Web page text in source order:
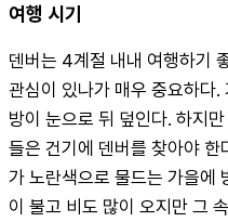
여행 시기
덴버는 4계절 내내 여행하기
관심이 있나가 매우 중요하다
방이 눈으로 뒤 덮인다. 하지
들은 건기에 덴버를 찾아야 한
가 노란색으로 물드는 가을에
이 불고 비도 많이 오지만 그